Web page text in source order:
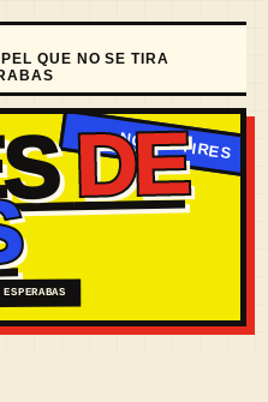
QUE NO SE TIRA
DE